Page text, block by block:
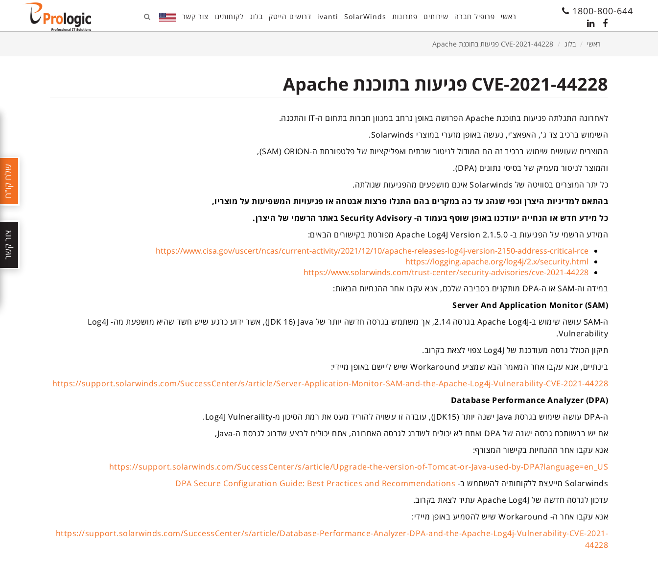
1800-800-644 ראשי פרופיל חברה שירותים פתרונות SolarWinds
ivanti דרושים הייטק בלוג לקוחותינו צור קשר
ראשי בלוג CVE-2021-44228 פגיעות בתוכנת Apache
CVE-2021-44228 פגיעות בתוכנת Apache
לאחרונה התגלתה פגיעות בתוכנת Apache הפרושה באופן נרחב במגוון חברות בתחום ה-IT והתכנה.
השימוש ברכיב צד ג', האפאצ'י, נעשה באופן מזערי במוצרי Solarwinds
.
המוצרים שעושים שימוש ברכיב זה הם המודול לניטור שרתים ואפליקציות של פלטפורמת ה-ORION
(
SAM
),
והמוצר לניטור מעמיק של בסיסי נתונים (DPA
).
כל יתר המוצרים בסוויטה של Solarwinds אינם מושפעים מהפגיעות שגולתה.
בהתאם למדיניות היצרן וכפי שנהג עד כה במקרים בהם התגלו פרצות אבטחה או פגיעויות המשפיעות על מוצריו,
כל מידע חדש או הנחייה יעודכנו באופן שוטף בעמוד ה- Security Advisory באתר הרשמי של היצרן.
המידע הרשמי על הפגיעות ב- Apache Log4J Version 2.1.5.0 מפורטת בקישורים הבאים:
https://www.cisa.gov/uscert/ncas/current-activity/2021/12/10/apache-releases-log4j-version-2150-address-critical-rce
https://logging.apache.org/log4j/2.x/security.html
https://www.solarwinds.com/trust-center/security-advisories/cve-2021-44228
במידה וה-SAM או ה-DPA מותקנים בסביבה שלכם, אנא עקבו אחר ההנחיות הבאות:
Server And Application Monitor (SAM)
ה-SAM עושה שימוש ב-Apache Log4J בגרסה 2.14, אך משתמש בגרסה חדשה יותר של Java
(
JDK 16), אשר ידוע כרגע שיש חשד שהיא מושפעת מה- Log4J
Vulnerability
.
תיקון הכולל גרסה מעודכנת של Log4J צפוי לצאת בקרוב.
בינתיים, אנא עקבו אחר המאמר הבא שמציע Workaround שיש ליישם באופן מיידי:
https://support.solarwinds.com/SuccessCenter/s/article/Server-Application-Monitor-SAM-and-the-Apache-Log4j-Vulnerability-CVE-2021-44228
Database Performance Analyzer (DPA)
ה-DPA עושה שימוש בגרסת Java ישנה יותר (JDK15), עובדה זו עשויה להוריד מעט את רמת הסיכון מ-Log4J Vulneraility
.
אם יש ברשותכם גרסה ישנה של DPA ואתם לא יכולים לשדרג לגרסה האחרונה, אתם יכולים לבצע שדרוג לגרסת ה-Java
,
אנא עקבו אחר ההנחיות בקישור המצורף:
https://support.solarwinds.com/SuccessCenter/s/article/Upgrade-the-version-of-Tomcat-or-Java-used-by-DPA?language=en_US
Solarwinds מייעצת ללקוחותיה להשתמש ב- DPA Secure Configuration Guide: Best Practices and Recommendations
עדכון לגרסה חדשה של Apache Log4J עתיד לצאת בקרוב.
אנא עקבו אחר ה- Workaround שיש להטמיע באופן מיידי:
https://support.solarwinds.com/SuccessCenter/s/article/Database-Performance-Analyzer-DPA-and-the-Apache-Log4j-Vulnerability-CVE-2021-
44228
שלח קו"ח
צור קשר